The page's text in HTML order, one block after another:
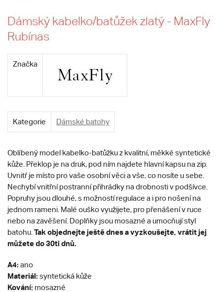
Dámský kabelko/batůžek zlatý - MaxFly
Rubínas
Značka
Kategorie Dámské batohy
Oblíbený model kabelko-batůžku z kvalitní, měkké syntetické
kůže. Překlop je na druk, pod ním najdete hlavní kapsu na zip.
Uvnitř je místo pro vaše osobní věci a vše, co nosíte u sebe.
Nechybí vnitřní postranní přihrádky na drobnosti v podšívce.
Popruhy jsou dlouhé, s možností regulace a i pro nošení na
jednom rameni. Malé ouško využijete, pro přenášení v ruce
nebo na zavěšení. Doplňky jsou mosazné a umocňují styl
batohu. Tak objednejte ještě dnes a vyzkoušejte, vrátit jej
můžete do 30ti dnů.
A4: ano
Materiál: syntetická kůže
Kování: mosazné